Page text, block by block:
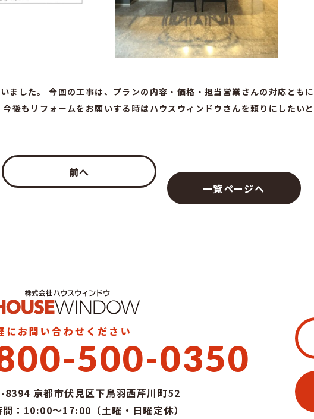
ました。 今回の工事は、プランの内容・価格・担当営業さんの対応とも
後もリフォームをお願いする時はハウスウィンドウさんを頼りにしたい
前へ
一覧ページへ
にお問い合わせください
500-0350
8394 京都市伏見区下鳥羽西芹川町52
間：10:00～17:00（土曜・日曜定休）